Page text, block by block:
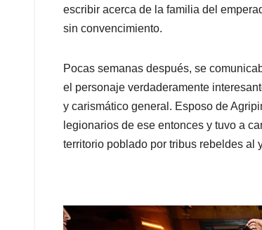
escribir acerca de la familia del
sin convencimiento.
Pocas semanas después, se
el personaje verdaderamente
y carismático general. Esposo de
legionarios de ese entonces y tuvo a
territorio poblado por tribus rebeldes al